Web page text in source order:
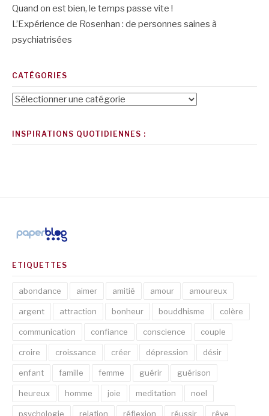
Quand on est bien, le temps passe vite !
L’Expérience de Rosenhan : de personnes saines à
psychiatrisées
CATÉGORIES
Catégories
INSPIRATIONS QUOTIDIENNES :
ETIQUETTES
abondance aimer amitié amour amoureux
argent attraction bonheur bouddhisme colère
communication confiance conscience couple
croire croissance créer dépression désir
enfant famille femme guérir guérison
heureux homme joie meditation noel
psychologie relation réflexion réussir rêve